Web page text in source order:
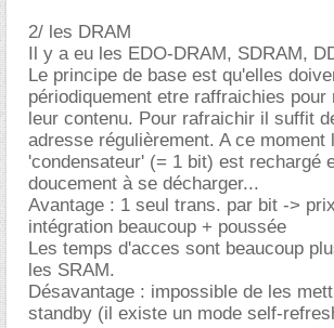
2/ les DRAM
Il y a eu les EDO-DRAM, SDRAM,
Le principe de base est qu'elles
périodiquement etre raffraichies pour
leur contenu. Pour rafraichir il suffit
adresse régulièrement. A ce moment
'condensateur' (= 1 bit) est rechargé
doucement à se décharger...
Avantage : 1 seul trans. par bit ->
intégration beaucoup + poussée
Les temps d'acces sont beaucoup
les SRAM.
Désavantage : impossible de les
standby (il existe un mode self-